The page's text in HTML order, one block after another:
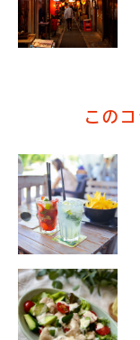
この